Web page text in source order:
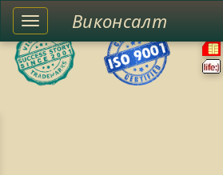
Toggle
left
sidebar
Виконсалт